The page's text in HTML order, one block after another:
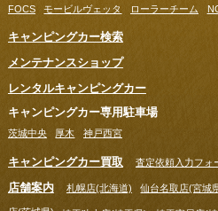
FOCS モービルヴェッタ ローラーチーム
キャンピングカー検索
メンテナンスショップ
レンタルキャンピングカー
キャンピングカー専用駐車場
茨城中央 厚木 神戸西宮
キャンピングカー買取 査定依頼入力フォ
店舗案内 札幌店(北海道) 仙台名取店(宮城